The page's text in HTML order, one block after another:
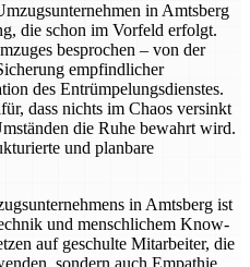
in Amtsberg
die schon im Vorfeld erfolgt.
besprochen – von der
empfindlicher
des Entrümpelungsdienstes.
dass nichts im Chaos versinkt
die Ruhe bewahrt wird.
und planbare
in Amtsberg ist
und menschlichem Know-
auf geschulte Mitarbeiter, die